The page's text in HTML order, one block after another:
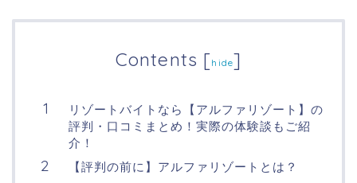
Contents [hide]
リゾートバイトなら【アルファリゾート】の
評判・口コミまとめ！実際の体験談もご紹
介！
【評判の前に】アルファリゾートとは？